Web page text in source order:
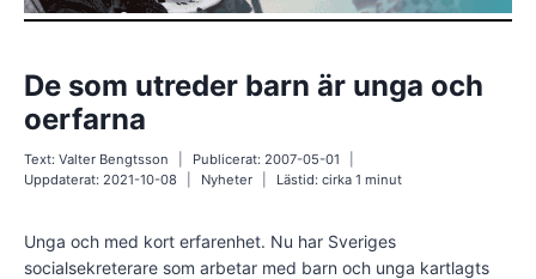
De som utreder barn är unga och
oerfarna
Text: Valter Bengtsson Publicerat: 2007-05-01
Uppdaterat: 2021-10-08 Nyheter Lästid: cirka1minut
Unga och med kort erfarenhet. Nu har Sveriges
socialsekreterare som arbetar med barn och unga kartlagts